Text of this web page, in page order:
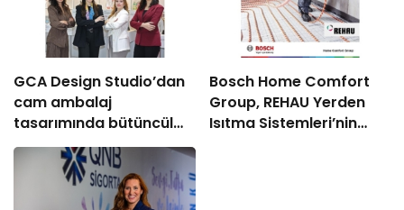
GCA Design Studio’dan
cam ambalaj
tasarımında bütüncül
yaklaşım
Bosch Home Comfort
Group, REHAU Yerden
Isıtma Sistemleri’nin